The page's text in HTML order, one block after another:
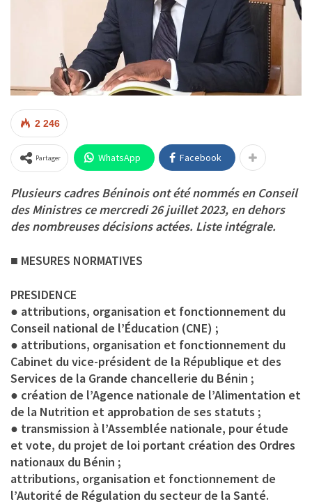
2 246
Partager WhatsApp Facebook
Plusieurs cadres Béninois ont été nommés en Conseil
des Ministres ce mercredi 26 juillet 2023, en dehors
des nombreuses décisions actées. Liste intégrale.
■ MESURES NORMATIVES
PRESIDENCE
● attributions, organisation et fonctionnement du
Conseil national de l’Éducation (CNE) ;
● attributions, organisation et fonctionnement du
Cabinet du vice-président de la République et des
Services de la Grande chancellerie du Bénin ;
● création de l’Agence nationale de l’Alimentation et
de la Nutrition et approbation de ses statuts ;
● transmission à l’Assemblée nationale, pour étude
et vote, du projet de loi portant création des Ordres
nationaux du Bénin ;
attributions, organisation et fonctionnement de
l’Autorité de Régulation du secteur de la Santé.